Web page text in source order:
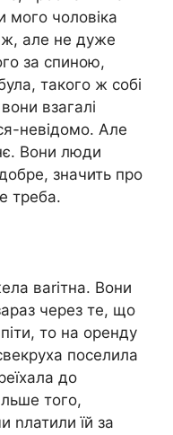
мого чоловіка
але не дуже
за спиною,
такого ж собі
взагалі
невідомо. Але
Вони люди
значить про
треба.
ваrітна. Вони
через те, що
то на оренду
поселила
до
того,
nлатили їй за